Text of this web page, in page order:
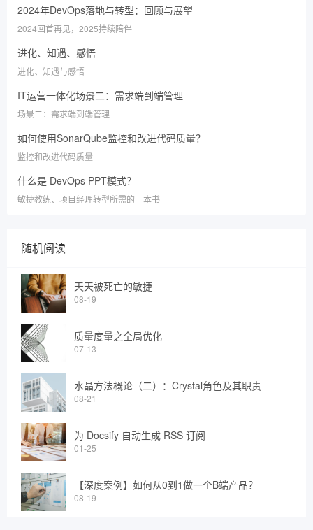
2024年DevOps落地与转型：回顾与展望
2024回首再见，2025持续陪伴
进化、知遇、感悟
进化、知遇与感悟
IT运营一体化场景二：需求端到端管理
场景二：需求端到端管理
如何使用SonarQube监控和改进代码质量？
监控和改进代码质量
什么是 DevOps PPT模式？
敏捷教练、项目经理转型所需的一本书
随机阅读
天天被死亡的敏捷
08-19
质量度量之全局优化
07-13
水晶方法概论（二）：Crystal角色及其职责
08-21
为 Docsify 自动生成 RSS 订阅
01-25
【深度案例】如何从0到1做一个B端产品？
08-19